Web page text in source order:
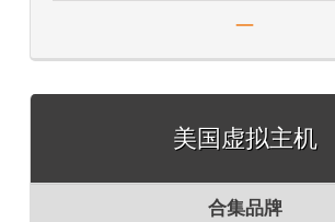
—
美国虚拟主机
合集品牌